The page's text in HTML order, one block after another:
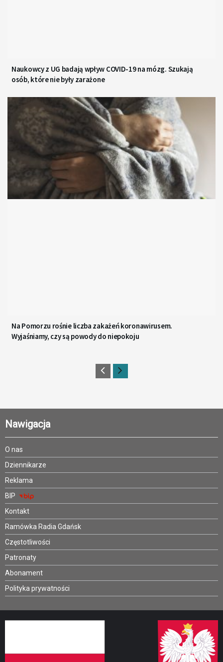
Naukowcy z UG badają wpływ COVID-19 na mózg. Szukają
osób, które nie były zarażone
Na Pomorzu rośnie liczba zakażeń koronawirusem.
Wyjaśniamy, czy są powody do niepokoju
Nawigacja
O nas
Dziennikarze
Reklama
BIP
Kontakt
Ramówka Radia Gdańsk
Częstotliwości
Patronaty
Abonament
Polityka prywatności